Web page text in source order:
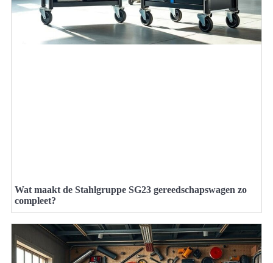
Wat maakt de Stahlgruppe SG23 gereedschapswagen zo
compleet?